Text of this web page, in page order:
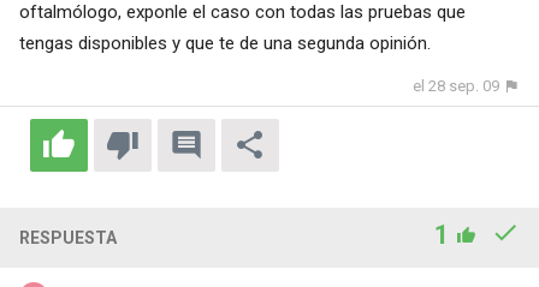
oftalmólogo, exponle el caso con todas las pruebas que
tengas disponibles y que te de una segunda opinión.
el 28 sep. 09
RESPUESTA 1